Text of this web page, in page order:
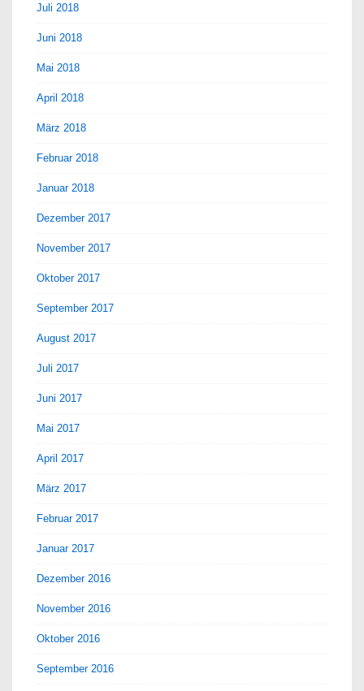
Juli 2018
Juni 2018
Mai 2018
April 2018
März 2018
Februar 2018
Januar 2018
Dezember 2017
November 2017
Oktober 2017
September 2017
August 2017
Juli 2017
Juni 2017
Mai 2017
April 2017
März 2017
Februar 2017
Januar 2017
Dezember 2016
November 2016
Oktober 2016
September 2016